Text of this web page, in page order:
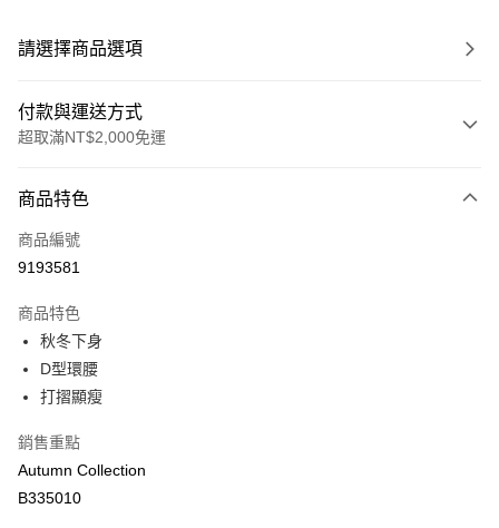
請選擇商品選項
付款與運送方式
超取滿NT$2,000免運
信用卡一次付款
LINE Pay
街口支付
悠遊付
運送方式
付款後全家取貨
商品特色
商品編號
9193581
商品特色
秋冬下身
D型環腰
打摺顯瘦
銷售重點
Autumn Collection
B335010